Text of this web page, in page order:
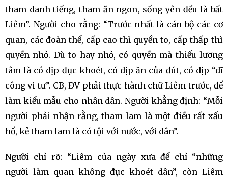
tham danh tiếng, tham ăn ngon, sống yên đều là bất
Liêm”. Người cho rằng: “Trước nhất là cán bộ các cơ
quan, các đoàn thể, cấp cao thì quyền to, cấp thấp thì
quyền nhỏ. Dù to hay nhỏ, có quyền mà thiếu lương
tâm là có dịp đục khoét, có dịp ăn của đút, có dịp “dĩ
công vi tư”. CB, ĐV phải thực hành chữ Liêm trước, để
làm kiểu mẫu cho nhân dân. Người khẳng định: “Mỗi
người phải nhận rằng, tham lam là một điều rất xấu
hổ, kẻ tham lam là có tội với nước, với dân”.
Người chỉ rõ: “Liêm của ngày xưa để chỉ “những
người làm quan không đục khoét dân”, còn Liêm